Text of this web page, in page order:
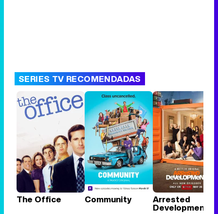
SERIES TV RECOMENDADAS
The Office Community Arrested
Development